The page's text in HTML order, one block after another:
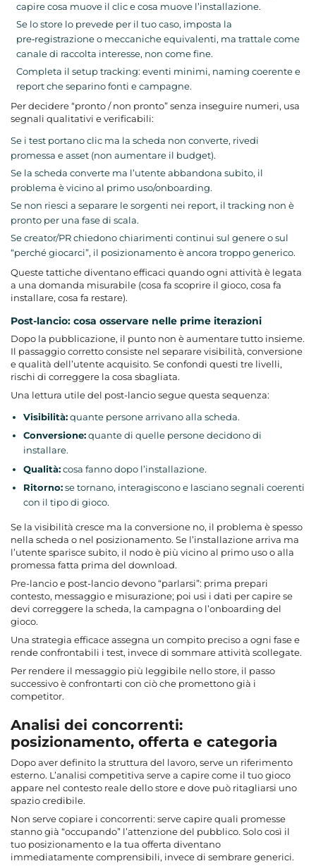
capire cosa muove il clic e cosa muove l’installazione.
Se lo store lo prevede per il tuo caso, imposta la
pre‑registrazione o meccaniche equivalenti, ma trattale come
canale di raccolta interesse, non come fine.
Completa il setup tracking: eventi minimi, naming coerente e
report che separino fonti e campagne.
Per decidere “pronto / non pronto” senza inseguire numeri, usa
segnali qualitativi e verificabili:
Se i test portano clic ma la scheda non converte, rivedi
promessa e asset (non aumentare il budget).
Se la scheda converte ma l’utente abbandona subito, il
problema è vicino al primo uso/onboarding.
Se non riesci a separare le sorgenti nei report, il tracking non è
pronto per una fase di scala.
Se creator/PR chiedono chiarimenti continui sul genere o sul
“perché giocarci”, il posizionamento è ancora troppo generico.
Queste tattiche diventano efficaci quando ogni attività è legata
a una domanda misurabile (cosa fa scoprire il gioco, cosa fa
installare, cosa fa restare).
Post-lancio: cosa osservare nelle prime iterazioni
Dopo la pubblicazione, il punto non è aumentare tutto insieme.
Il passaggio corretto consiste nel separare visibilità, conversione
e qualità dell’utente acquisito. Se confondi questi tre livelli,
rischi di correggere la cosa sbagliata.
Una lettura utile del post-lancio segue questa sequenza:
Visibilità:quante persone arrivano alla scheda.
Conversione:quante di quelle persone decidono di
installare.
Qualità:cosa fanno dopo l’installazione.
Ritorno:se tornano, interagiscono e lasciano segnali coerenti
con il tipo di gioco.
Se la visibilità cresce ma la conversione no, il problema è spesso
nella scheda o nel posizionamento. Se l’installazione arriva ma
l’utente sparisce subito, il nodo è più vicino al primo uso o alla
promessa fatta prima del download.
Pre-lancio e post-lancio devono “parlarsi”: prima prepari
contesto, messaggio e misurazione; poi usi i dati per capire se
devi correggere la scheda, la campagna o l’onboarding del
gioco.
Una strategia efficace assegna un compito preciso a ogni fase e
rende confrontabili i test, invece di sommare attività scollegate.
Per rendere il messaggio più leggibile nello store, il passo
successivo è confrontarti con ciò che promettono già i
competitor.
Analisi dei concorrenti:
posizionamento, offerta e categoria
Dopo aver definito la struttura del lavoro, serve un riferimento
esterno. L’analisi competitiva serve a capire come il tuo gioco
appare nel contesto reale dello store e dove può ritagliarsi uno
spazio credibile.
Non serve copiare i concorrenti: serve capire quali promesse
stanno già “occupando” l’attenzione del pubblico. Solo così il
tuo posizionamento e la tua offerta diventano
immediatamente comprensibili, invece di sembrare generici.